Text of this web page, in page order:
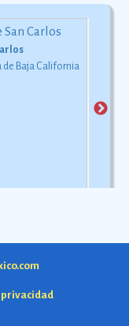
de Baja California
privacidad